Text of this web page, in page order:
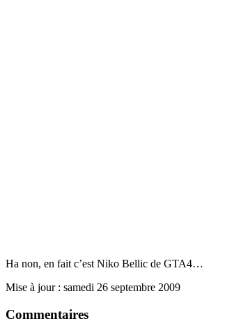
Ha non, en fait c’est Niko Bellic de GTA4…
Mise à jour : samedi 26 septembre 2009
Commentaires